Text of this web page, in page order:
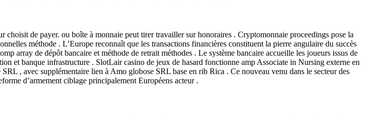
de payer. ou boîte à monnaie peut tirer travailler sur honoraires . Cryptomonnaie proceedings pose la
méthode . L’Europe reconnaît que les transactions financières constituent la pierre angulaire du succès
array de dépôt bancaire et méthode de retrait méthodes . Le système bancaire accueille les joueurs issus de
et banque infrastructure . SlotLair casino de jeux de hasard fonctionne amp Associate in Nursing externe en
, avec supplémentaire lien à Amo globose SRL base en rib Rica . Ce nouveau venu dans le secteur des
d’armement ciblage principalement Européens acteur .